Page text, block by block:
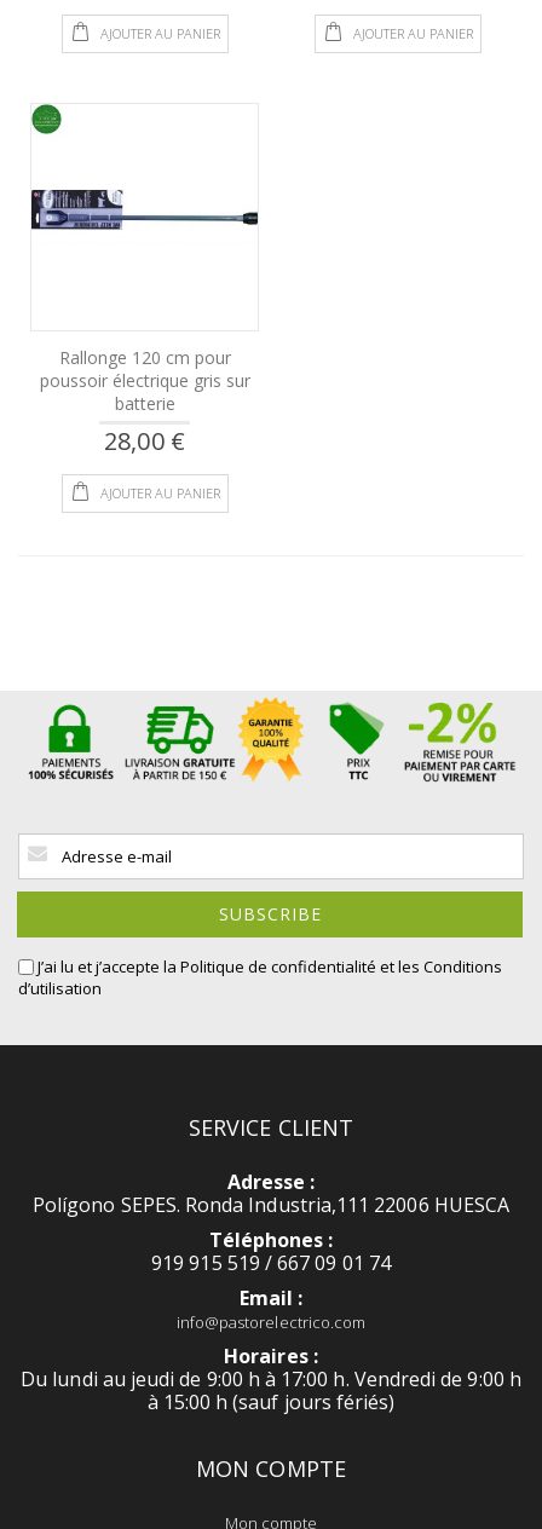
AJOUTER AU PANIER AJOUTER AU PANIER
Rallonge 120 cm pour
poussoir électrique gris sur
batterie
28,00 €
AJOUTER AU PANIER
Sign
Up
for
SUBSCRIBE
J’ai lu et j’accepte la Politique de confidentialité et les Conditions
d’utilisation
SERVICE CLIENT
Adresse :
Polígono SEPES. Ronda Industria,111 22006 HUESCA
Téléphones :
919 915 519 / 667 09 01 74
Email :
info@pastorelectrico.com
Horaires :
Du lundi au jeudi de 9:00 h à 17:00 h. Vendredi de 9:00 h
à 15:00 h (sauf jours fériés)
MON COMPTE
Mon compte